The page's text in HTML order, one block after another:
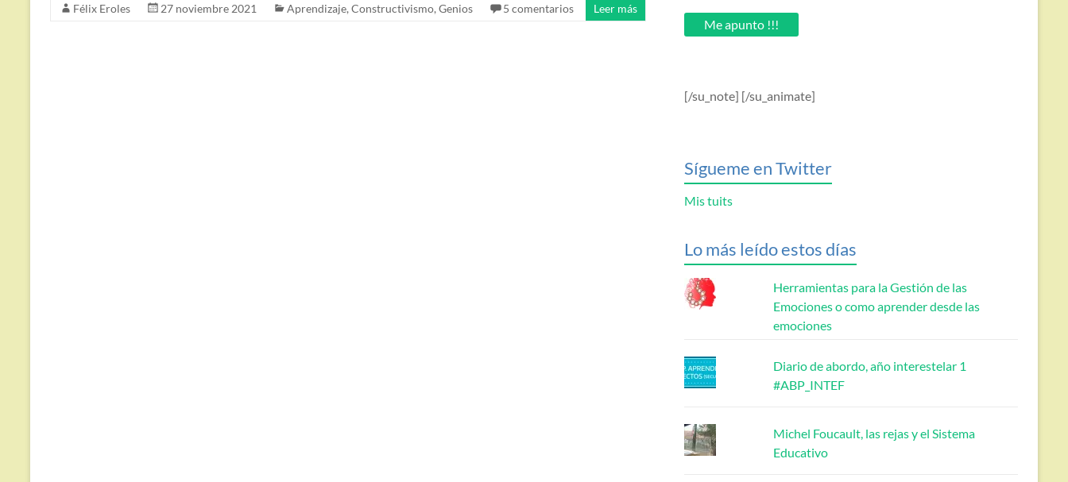
Félix Eroles 27 noviembre 2021 Aprendizaje, Constructivismo, Genios 5 comentarios Leer más
email.Me apunto !!!
[/su_note] [/su_animate]
Sígueme en Twitter
Mis tuits
Lo más leído estos días
Herramientas para la Gestión de las
Emociones o como aprender desde las
emociones
Diario de abordo, año interestelar 1
#ABP_INTEF
Michel Foucault, las rejas y el Sistema
Educativo